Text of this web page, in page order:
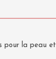
pour la peau et